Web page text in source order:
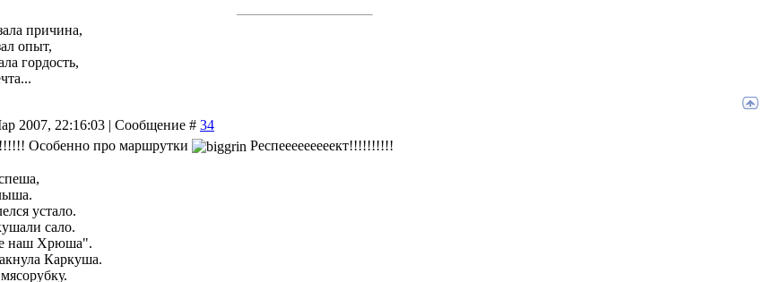
причина,
опыт,
гордость,
2007, 22:16:03 | Сообщение # 34
Особенно про маршрутки
Респееееееееект!!!!!!!!!!
устало.
сало.
наш Хрюша".
Каркуша.